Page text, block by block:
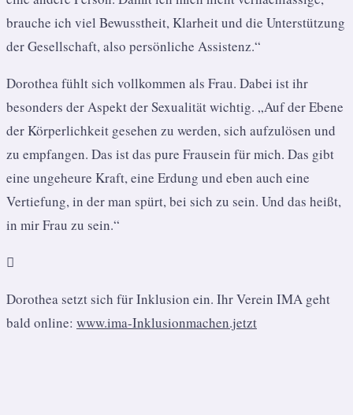
brauche ich viel Bewusstheit, Klarheit und die Unterstützung
der Gesellschaft, also persönliche Assistenz.“
Dorothea fühlt sich vollkommen als Frau. Dabei ist ihr
besonders der Aspekt der Sexualität wichtig. „Auf der Ebene
der Körperlichkeit gesehen zu werden, sich aufzulösen und
zu empfangen. Das ist das pure Frausein für mich. Das gibt
eine ungeheure Kraft, eine Erdung und eben auch eine
Vertiefung, in der man spürt, bei sich zu sein. Und das heißt,
in mir Frau zu sein.“

Dorothea setzt sich für Inklusion ein. Ihr Verein IMA geht
bald online: www.ima-Inklusionmachen.jetzt